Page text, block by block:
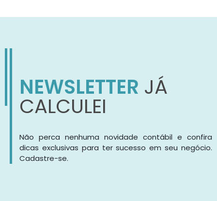
NEWSLETTER JÁ
CALCULEI
Não perca nenhuma novidade contábil e confira
dicas exclusivas para ter sucesso em seu negócio.
Cadastre-se.